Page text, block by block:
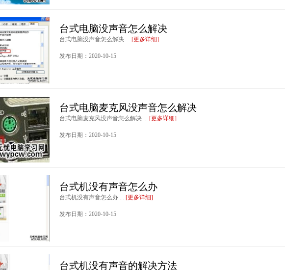
台式电脑没声音怎么解决
台式电脑没声音怎么解决 ... [更多详细]
发布日期：2020-10-15
台式电脑麦克风没声音怎么解决
台式电脑麦克风没声音怎么解决 ... [更多详细]
发布日期：2020-10-15
台式机没有声音怎么办
台式机没有声音怎么办 ... [更多详细]
发布日期：2020-10-15
台式机没有声音的解决方法